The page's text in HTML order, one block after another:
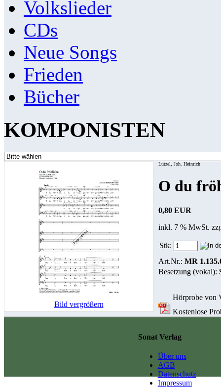
Volkslieder
CDs
Neue Songs
Frieden
Bücher
KOMPONISTEN
Bild vergrößern
Lützel, Joh. Heinrich
O du
0,80 EUR
inkl. 7 % MwSt.
Stk:
Art.Nr.: MR
Besetzung (vokal):
Hörprobe von
Kostenlose
Sonat Verlag
Über uns
AGB
Datenschutz
Impressum